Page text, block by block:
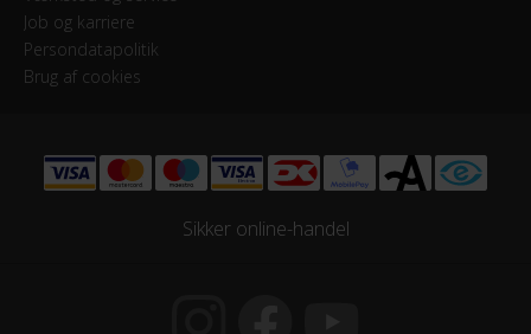
Job og karriere
Persondatapolitik
Brug af cookies
Sikker online-handel